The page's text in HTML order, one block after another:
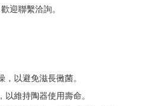
迎聯繫洽詢。
以避免滋長黴菌。
維持陶器使用壽命。